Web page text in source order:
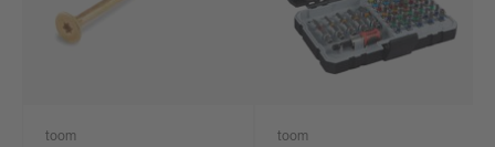
toom toom